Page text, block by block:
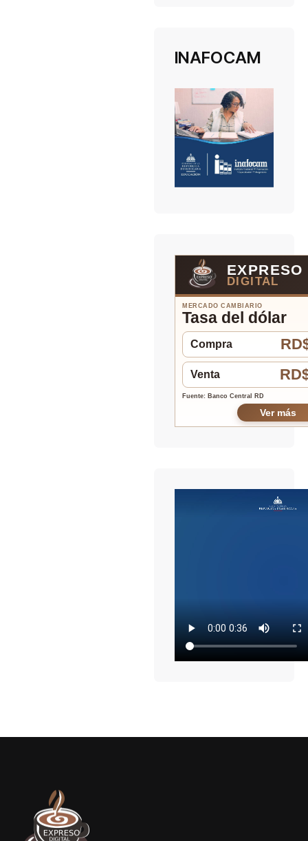
INAFOCAM
EXPRESO
DIGITAL
MERCADO CAMBIARIO
Tasa del dólar
Compra
Venta
Fuente: Banco Central RD
Ver más